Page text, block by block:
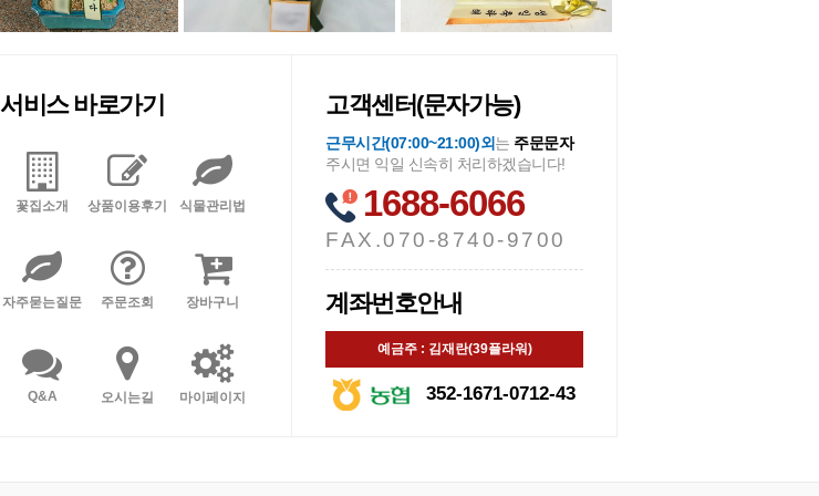
서비스 바로가기
꽃집소개 상품이용후기 식물관리법
자주묻는질문 주문조회 장바구니
Q&A 오시는길 마이페이지
고객센터(문자가능)
근무시간(07:00~21:00)외는 주문문자
주시면 익일 신속히 처리하겠습니다!
1688-6066
FAX.070-8740-9700
계좌번호안내
예금주 : 김재란(39플라워)
352-1671-0712-43